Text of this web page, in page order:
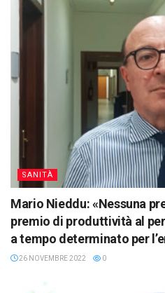
SANITÀ
Mario Nieddu: «Nessuna
premio di produttività al
a tempo determinato per
26 NOVEMBRE 2022 0